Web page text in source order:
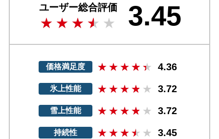
ユーザー総合評価 3.45
価格満足度 4.36
氷上性能 3.72
雪上性能 3.72
持続性 3.45